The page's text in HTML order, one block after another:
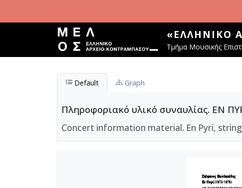
«ΕΛΛΗΝΙΚΌ
Τμήμα Μουσικής
Default Graph
Πληροφοριακό υλικό συναυλίας. ΕΝ
Concert information material. En Pyri,